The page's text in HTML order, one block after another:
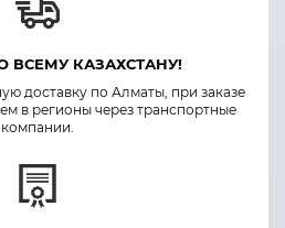
ВСЕМУ КАЗАХСТАНУ!
доставку по Алматы, при заказе
в регионы через транспортные
компании.